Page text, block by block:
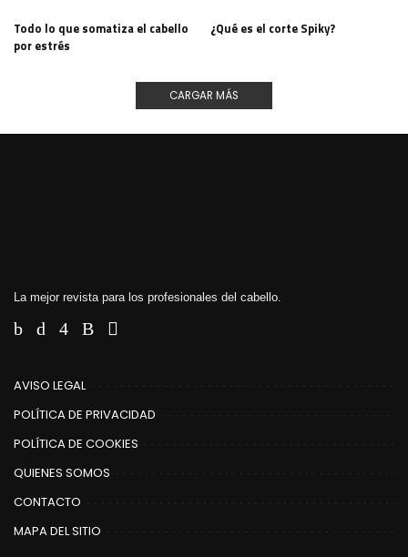
Todo lo que somatiza el cabello
por estrés
¿Qué es el corte Spiky?
CARGAR MÁS
La mejor revista para los profesionales del cabello.
AVISO LEGAL
POLÍTICA DE PRIVACIDAD
POLÍTICA DE COOKIES
QUIENES SOMOS
CONTACTO
MAPA DEL SITIO